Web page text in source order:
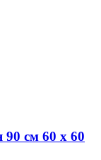
см 60 х 60